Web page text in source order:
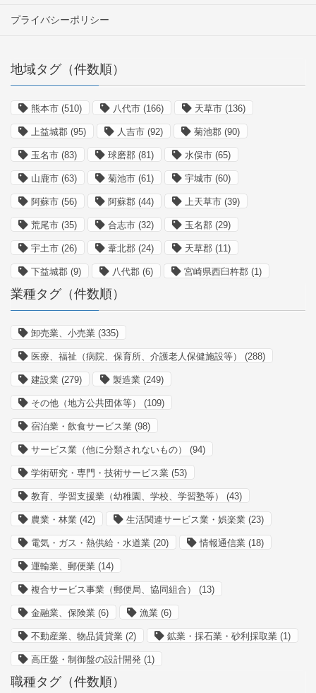
プライバシーポリシー
地域タグ（件数順）
熊本市 (510) 八代市 (166) 天草市 (136)
上益城郡 (95) 人吉市 (92) 菊池郡 (90)
玉名市 (83) 球磨郡 (81) 水俣市 (65)
山鹿市 (63) 菊池市 (61) 宇城市 (60)
阿蘇市 (56) 阿蘇郡 (44) 上天草市 (39)
荒尾市 (35) 合志市 (32) 玉名郡 (29)
宇土市 (26) 葦北郡 (24) 天草郡 (11)
下益城郡 (9) 八代郡 (6) 宮崎県西臼杵郡 (1)
業種タグ（件数順）
卸売業、小売業 (335)
医療、福祉（病院、保育所、介護老人保健施設等） (288)
建設業 (279) 製造業 (249)
その他（地方公共団体等） (109)
宿泊業・飲食サービス業 (98)
サービス業（他に分類されないもの） (94)
学術研究・専門・技術サービス業 (53)
教育、学習支援業（幼稚園、学校、学習塾等） (43)
農業・林業 (42) 生活関連サービス業・娯楽業 (23)
電気・ガス・熱供給・水道業 (20) 情報通信業 (18)
運輸業、郵便業 (14)
複合サービス事業（郵便局、協同組合） (13)
金融業、保険業 (6) 漁業 (6)
不動産業、物品賃貸業 (2) 鉱業・採石業・砂利採取業 (1)
高圧盤・制御盤の設計開発 (1)
職種タグ（件数順）